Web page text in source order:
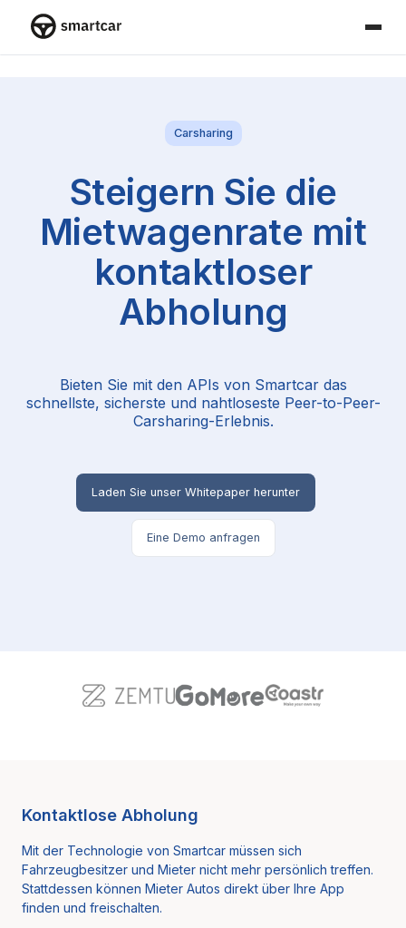
Carsharing
Steigern Sie die
Mietwagenrate mit
kontaktloser
Abholung
Bieten Sie mit den APIs von Smartcar das
schnellste, sicherste und nahtloseste Peer-to-Peer-
Carsharing-Erlebnis.
Laden Sie unser Whitepaper herunter
Eine Demo anfragen
Kontaktlose Abholung
Mit der Technologie von Smartcar müssen sich
Fahrzeugbesitzer und Mieter nicht mehr persönlich treffen.
Stattdessen können Mieter Autos direkt über Ihre App
finden und freischalten.